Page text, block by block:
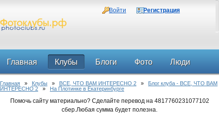
Войти Регистрация
Главная Клубы Блоги Фото Люди
Форум
Главная » Клубы » ВСЕ, ЧТО ВАМ ИНТЕРЕСНО 2 » Блог клуба - ВСЕ, ЧТО ВАМ
ИНТЕРЕСНО 2 » На Плотинке в Екатеринбурге
Помочь сайту материально? Сделайте перевод на 4817760231077102
сбер.Любая сумма будет полезна.